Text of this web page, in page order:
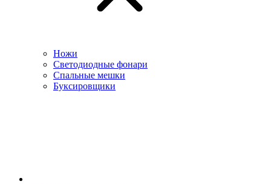
Ножи
Светодиодные фонари
Спальные мешки
Буксировщики